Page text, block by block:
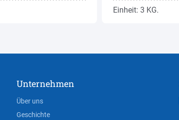
Einheit: 3 KG.
Unternehmen
Über uns
Geschichte